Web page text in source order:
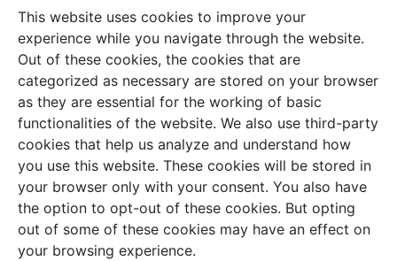
This website uses cookies to improve your
experience while you navigate through the website.
Out of these cookies, the cookies that are
categorized as necessary are stored on your browser
as they are essential for the working of basic
functionalities of the website. We also use third-party
cookies that help us analyze and understand how
you use this website. These cookies will be stored in
your browser only with your consent. You also have
the option to opt-out of these cookies. But opting
out of some of these cookies may have an effect on
your browsing experience.